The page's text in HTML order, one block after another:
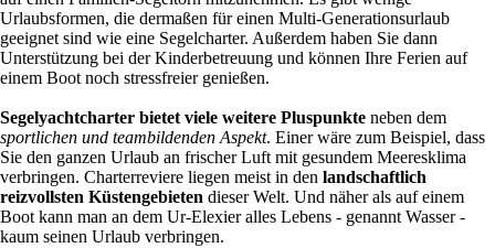
Urlaubsformen, die dermaßen für einen Multi-Generationsurlaub
geeignet sind wie eine Segelcharter. Außerdem haben Sie dann
Unterstützung bei der Kinderbetreuung und können Ihre Ferien auf
einem Boot noch stressfreier genießen.
Segelyachtcharter bietet viele weitere Pluspunkte neben dem
sportlichen und teambildenden Aspekt. Einer wäre zum Beispiel, dass
Sie den ganzen Urlaub an frischer Luft mit gesundem Meeresklima
verbringen. Charterreviere liegen meist in den landschaftlich
reizvollsten Küstengebieten dieser Welt. Und näher als auf einem
Boot kann man an dem Ur-Elexier alles Lebens - genannt Wasser -
kaum seinen Urlaub verbringen.